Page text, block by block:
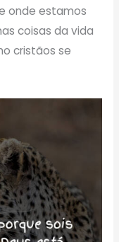
onde estamos
coisas da vida
cristãos se